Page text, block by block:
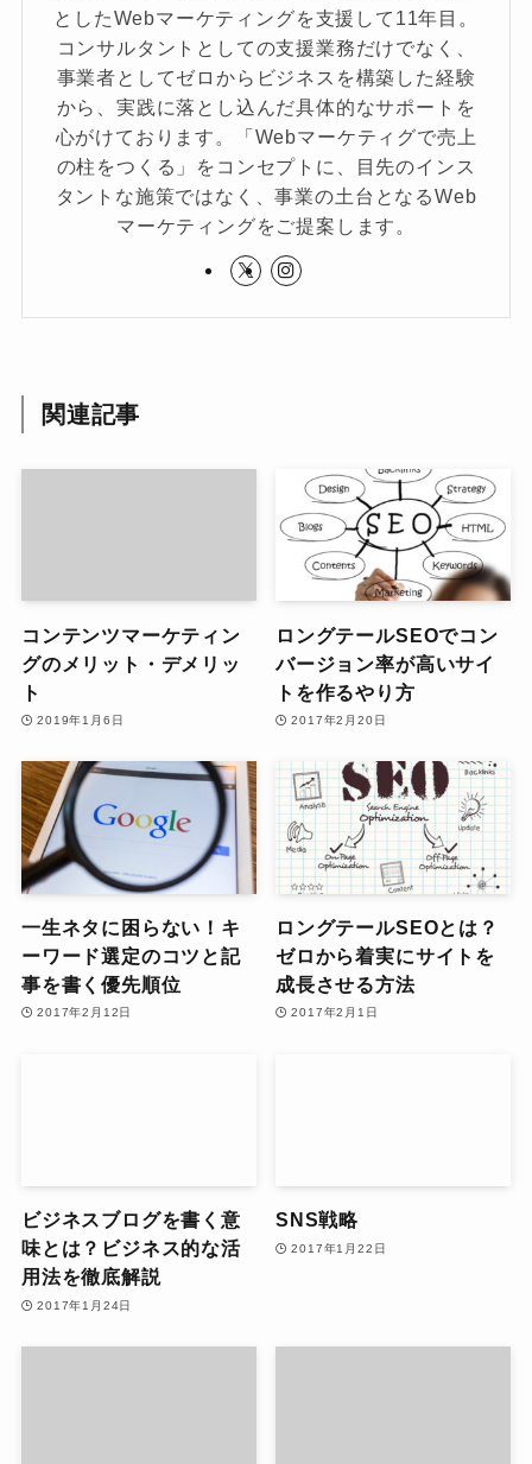
としたWebマーケティングを支援して11年目。
コンサルタントとしての支援業務だけでなく、
事業者としてゼロからビジネスを構築した経験
から、実践に落とし込んだ具体的なサポートを
心がけております。「Webマーケティグで売上
の柱をつくる」をコンセプトに、目先のインス
タントな施策ではなく、事業の土台となるWeb
マーケティングをご提案します。
関連記事
コンテンツマーケティン
グのメリット・デメリッ
ト
2019年1月6日
ロングテールSEOでコン
バージョン率が高いサイ
トを作るやり方
2017年2月20日
一生ネタに困らない！キ
ーワード選定のコツと記
事を書く優先順位
2017年2月12日
ロングテールSEOとは？
ゼロから着実にサイトを
成長させる方法
2017年2月1日
ビジネスブログを書く意
味とは？ビジネス的な活
用法を徹底解説
2017年1月24日
SNS戦略
2017年1月22日